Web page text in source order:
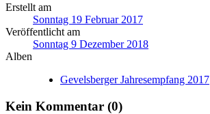
Erstellt am
Sonntag 19 Februar 2017
Veröffentlicht am
Sonntag 9 Dezember 2018
Alben
Gevelsberger Jahresempfang 2017
Kein Kommentar (0)